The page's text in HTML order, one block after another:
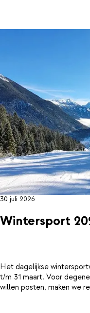
30 juli 2026
Wintersport
Het dagelijkse
t/m 31 maart. Voor
willen posten, maken we